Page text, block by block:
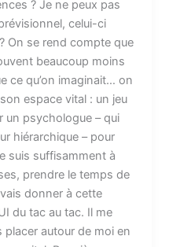
? Je ne peux pas
celui-ci
On se rend compte que
beaucoup moins
ce qu’on imaginait… on
espace vital : un jeu
un psychologue – qui
hiérarchique – pour
suis suffisamment à
prendre le temps de
donner à cette
du tac au tac. Il me
placer autour de moi en